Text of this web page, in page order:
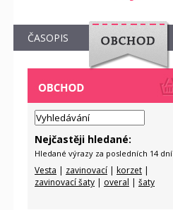
ČASOPIS
OBCHOD
Nejčastěji hledané:
Hledané výrazy za posledních 14 dní
Vesta | zavinovací | korzet |
zavinovací šaty | overal | šaty